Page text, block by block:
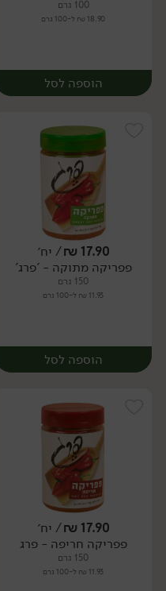
100 גרם
18.90 ₪ ל-100 גרם
הוספה לסל
יח׳
17.90
₪/ יח׳
פפריקה מתוקה - 'פרג'
150 גרם
11.93 ₪ ל-100 גרם
הוספה לסל
יח׳
17.90
₪/ יח׳
פפריקה חריפה - פרג
150 גרם
11.93 ₪ ל-100 גרם